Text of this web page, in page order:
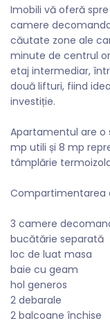
Imobili vă oferă
camere
căutate zone ale
minute de centrul
etaj intermediar,
două lifturi, fiind
investiție.
Apartamentul are o
mp utili și 8 mp
tâmplărie
Compartimentarea
3 camere
bucătărie separată
loc de luat masa
baie cu geam
hol generos
2 debarale
2 balcoane închise